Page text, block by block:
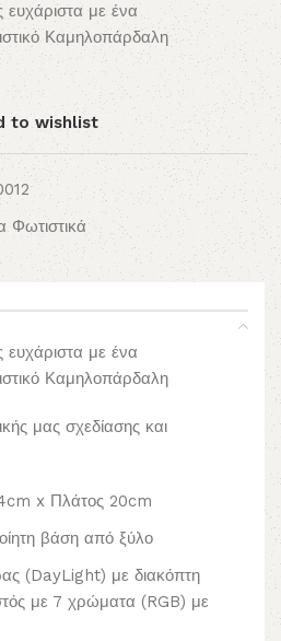
ευχάριστα με ένα
Καμηλοπάρδαλη
to wishlist
Φωτιστικά
ευχάριστα με ένα
Καμηλοπάρδαλη
μας σχεδίασης και
x Πλάτος 20cm
βάση από ξύλο
(DayLight) με διακόπτη
με 7 χρώματα (RGB) με